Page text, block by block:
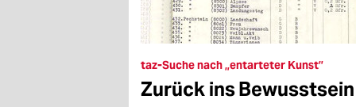
taz-Suche nach „entarteter Kunst”
Zurück ins Bewusstsein